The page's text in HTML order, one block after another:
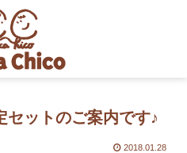
セットのご案内です♪
2018.01.28